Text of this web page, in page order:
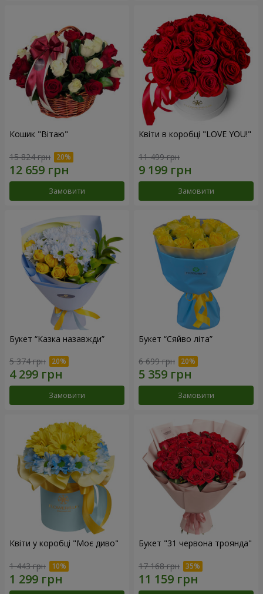
Кошик "Вітаю"
15 824 грн
Замовити
Квіти в коробці "LOVE YOU!"
11 499 грн
Замовити
Букет “Казка назавжди”
5 374 грн
Замовити
Букет “Сяйво літа”
6 699 грн
Замовити
Квіти у коробці "Моє диво"
1 443 грн
Букет "31 червона троянда"
17 168 грн